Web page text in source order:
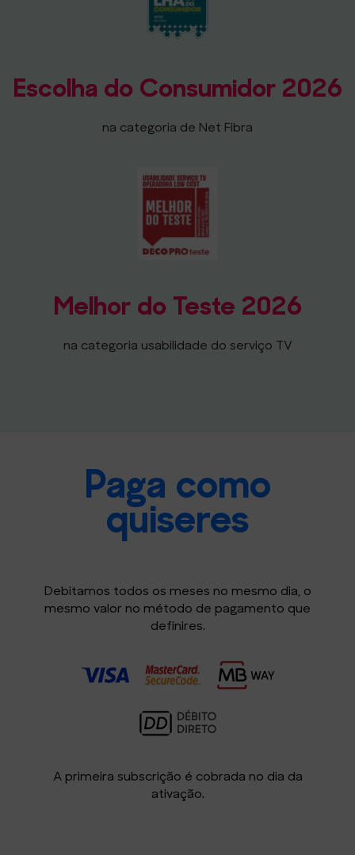
Escolha do Consumidor 2026
na categoria de Net Fibra
Melhor do Teste 2026
na categoria usabilidade do serviço TV
Paga como
quiseres
Debitamos todos os meses no mesmo dia, o
mesmo valor no método de pagamento que
definires.
A primeira subscrição é cobrada no dia da
ativação.